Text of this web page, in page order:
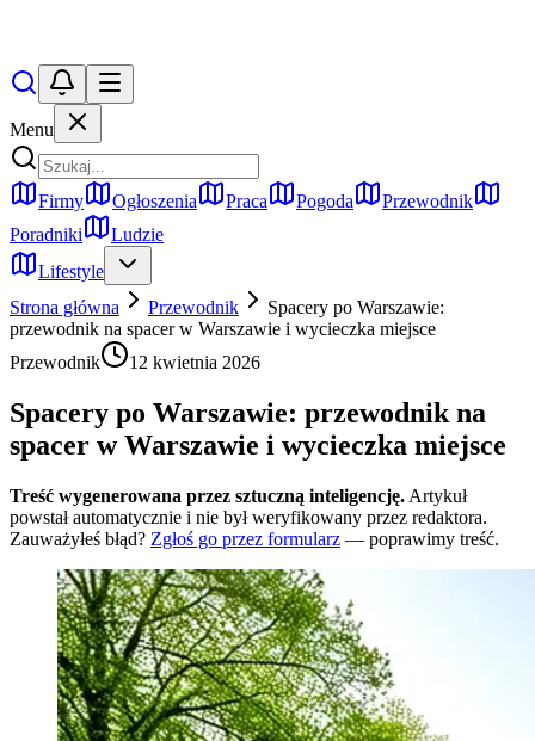
Menu
Firmy Ogłoszenia Praca Pogoda
Przewodnik
Poradniki
Ludzie
Lifestyle
Strona główna
Przewodnik
Spacery po Warszawie:
przewodnik na spacer w Warszawie i wycieczka miejsce
Przewodnik
12 kwietnia 2026
Spacery po Warszawie: przewodnik na
spacer w Warszawie i wycieczka miejsce
Treść wygenerowana przez sztuczną inteligencję. Artykuł
powstał automatycznie i nie był weryfikowany przez redaktora.
Zauważyłeś błąd? Zgłoś go przez formularz — poprawimy treść.